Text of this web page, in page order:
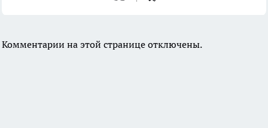
Комментарии на этой странице отключены.